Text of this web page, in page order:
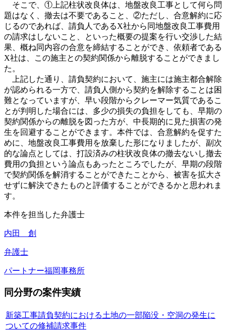
そこで、①上記柱状改良体は、地盤改良工事として何ら問
題はなく、撤去は不要であること、②ただし、合意解約に応
じるのであれば、請負人であるX社から同地盤改良工事費用
の請求はしないこと、といった概要の提案を行い交渉した結
果、概ね同内容の合意を締結することができ、依頼者である
X社は、この施主との契約関係から離脱することができまし
た。
上記した通り、請負契約において、施主には施主都合解除
が認められる一方で、請負人側から契約を解除することは困
難となっていますが、早い段階からクレーマー気質であるこ
とが判明した場合には、多少の損失の負担をしても、早期の
契約関係からの離脱を図った方が、中長期的に見た損害の発
生を回避することができます。本件では、合意解約を促すた
めに、地盤改良工事費用を放棄した形になりましたが、副次
的な論点としては、打設済みの柱状改良体の撤去ないし撤去
費用の負担という論点もあったところでしたが、早期の段階
で契約関係を解消することができたことから、被害を拡大さ
せずに解決できたものと評価することができるかと思われま
す。
本件を担当した弁護士
内田 創
弁護士
パートナー福岡事務所
同分野の案件実績
新築工事請負契約における土地の一部陥没・空洞の発生に
ついての修補請求事件